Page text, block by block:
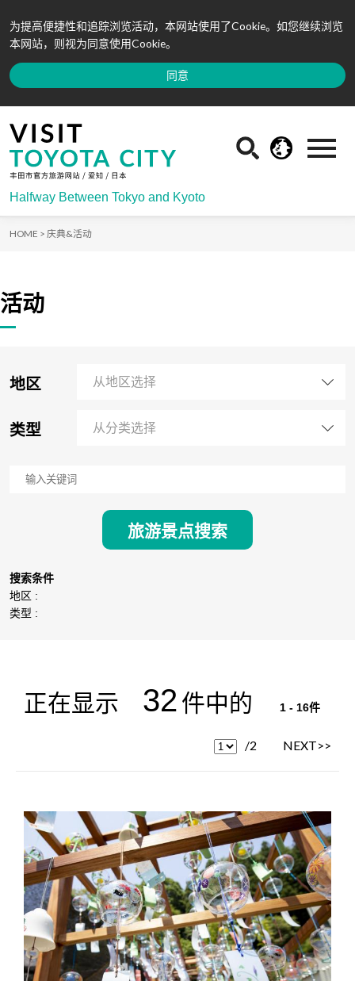
为提高便捷性和追踪浏览活动，本网站使用了Cookie。如您继续浏览
本网站，则视为同意使用Cookie。
同意
Halfway Between Tokyo and Kyoto
HOME > 庆典&活动
活动
地区 从地区选择
类型 从分类选择
旅游景点搜索
搜索条件
地区 :
类型 :
正在显示 32 件中的 1 - 16件
/2 NEXT>>